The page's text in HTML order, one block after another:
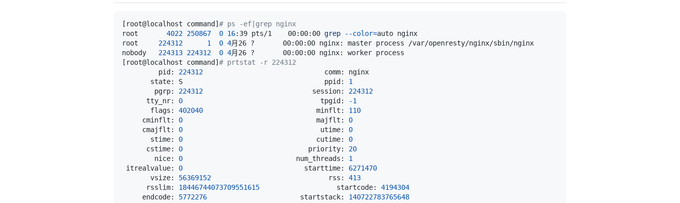
[ root@localhost command ] # ps -ef|grep nginx
root 4022 250867 0 16:39 pts/1    00:00:00 grep --color=
root 224312 1 0 4
nobody 224313 224312 0 4
[ root@localhost command ] # prtstat -r 224312
         pid:
224312
       state: S                                   ppid:
1
        pgrp:
224312
                           session:
224312
      tty_nr:
0
                                  tpgid:
-1
       flags:
402040
                            minflt:
110
     cminflt:
0
                                 majflt:
0
     cmajflt:
0
                                  utime:
0
       stime:
0
                                 cutime:
0
      cstime:
0
                               priority:
20
        nice:
0
                            num_threads:
1
itrealvalue: 0
                              starttime:
6271470
       vsize:
56369152
                             rss:
413
      rsslim:
18446744073709551615
                   startcode:
4194304
     endcode:
5772276
                       startstack:
140722783765648